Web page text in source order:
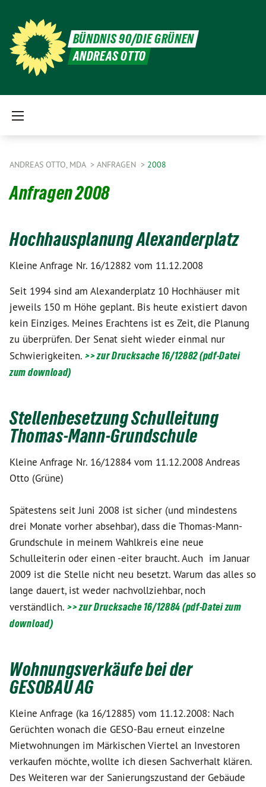
BÜNDNIS 90/DIE GRÜNEN
ANDREAS OTTO
ANDREAS OTTO, MDA ANFRAGEN 2008
Anfragen 2008
Hochhausplanung Alexanderplatz
Kleine Anfrage Nr. 16/12882 vom 11.12.2008
Seit 1994 sind am Alexanderplatz 10 Hochhäuser mit
jeweils 150 m Höhe geplant. Bis heute existiert davon
kein Einziges. Meines Erachtens ist es Zeit, die Planung
zu überprüfen. Der Senat sieht wieder einmal nur
Schwierigkeiten. >> zur Drucksache 16/12882 (pdf-Datei
zum download)
Stellenbesetzung Schulleitung
Thomas-Mann-Grundschule
Kleine Anfrage Nr. 16/12884 vom 11.12.2008 Andreas
Otto (Grüne)
Spätestens seit Juni 2008 ist sicher (und mindestens
drei Monate vorher absehbar), dass die Thomas-Mann-
Grundschule in meinem Wahlkreis eine neue
Schulleiterin oder einen -eiter braucht. Auch im Januar
2009 ist die Stelle nicht neu besetzt. Warum das alles so
lange dauert, ist weder nachvollziehbar, noch
verständlich. >> zur Drucksache 16/12884 (pdf-Datei zum
download)
Wohnungsverkäufe bei der
GESOBAU AG
Kleine Anfrage (ka 16/12885) vom 11.12.2008: Nach
Gerüchten wonach die GESO-Bau erneut einzelne
Mietwohnungen im Märkischen Viertel an Investoren
verkaufen möchte, wollte ich diesen Sachverhalt klären.
Des Weiteren war der Sanierungszustand der Gebäude